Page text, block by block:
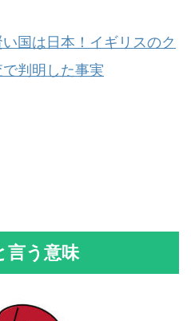
国は日本！イギリスのク
判明した事実
言う意味